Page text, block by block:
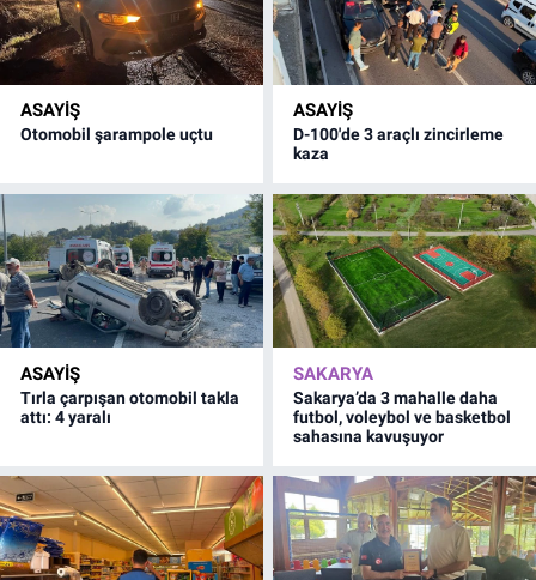
ASAYİŞ
Otomobil şarampole uçtu
ASAYİŞ
D-100'de 3 araçlı zincirleme
kaza
ASAYİŞ
Tırla çarpışan otomobil takla
attı: 4 yaralı
SAKARYA
Sakarya’da 3 mahalle daha
futbol, voleybol ve basketbol
sahasına kavuşuyor